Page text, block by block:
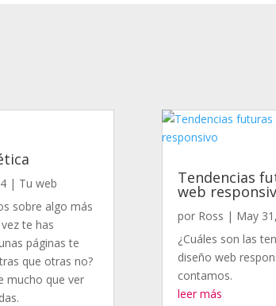
| Tu web
sobre algo más
te has
páginas te
que otras no?
mucho que ver
Tendencias
web
por Ross | May
¿Cuáles son las
diseño web
contamos.
leer más